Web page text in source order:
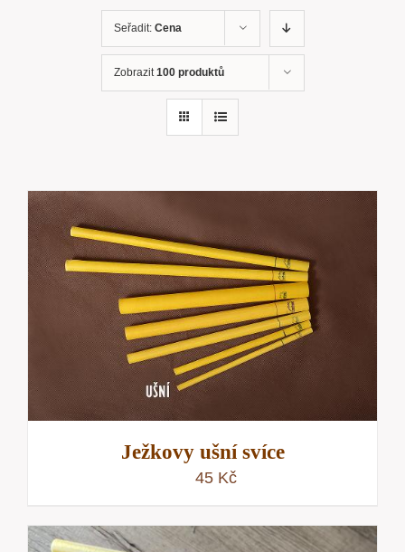
Seřadit: Cena
Zobrazit 100 produktů
Ježkovy ušní svíce
45 Kč